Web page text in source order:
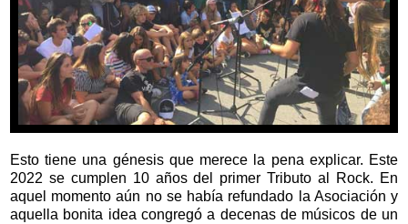
Esto tiene una génesis que merece la pena explicar. Este
2022 se cumplen 10 años del primer Tributo al Rock. En
aquel momento aún no se había refundado la Asociación y
aquella bonita idea congregó a decenas de músicos de un